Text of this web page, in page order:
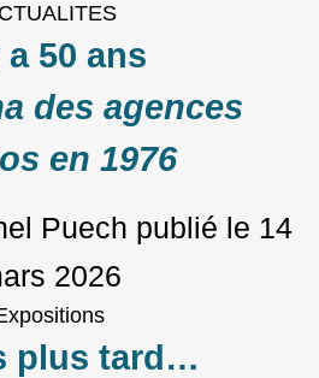
a 50 ans
des agences
en 1976
Puech publié le 14
2026
plus tard…